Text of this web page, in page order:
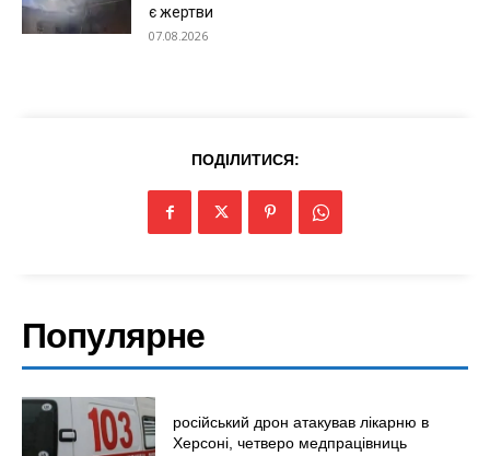
є жертви
07.08.2026
ПОДІЛИТИСЯ:
Популярне
російський дрон атакував лікарню в
Херсоні, четверо медпрацівниць